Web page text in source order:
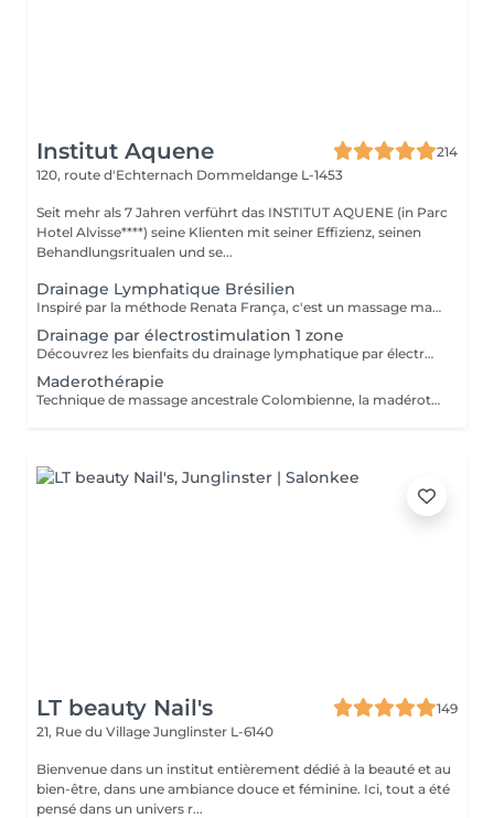
Institut Aquene
214
120, route d'Echternach Dommeldange L-1453
Seit mehr als 7 Jahren verführt das INSTITUT AQUENE (in Parc
Hotel Alvisse****) seine Klienten mit seiner Effizienz, seinen
Behandlungsritualen und se...
Drainage Lymphatique Brésilien
Inspiré par la méthode Renata França, c'est un massage manuel destiné a stimuler la circulation lymphatique et à détoxifier l'organisme. Par des manuvres manuelles variant la pression en suivant le sens de la circulation lymphatique l'organisme est nettoyé et son système immunitaire renforcé. La lymphe draine les liquides excédentaires, les toxines et les débris cellulaires pour un résultat immédiat ! Peut être fait avant une séance de madérothérapie pour encore plus de bien fait !!
Drainage par électrostimulation 1 zone
Découvrez les bienfaits du drainage lymphatique par électrostimulation, une méthode innovante qui: - stimule la circulation lymphatique, - réduit les gonflements, - améliore la détoxification du corps et -favorise une sensation de légèreté. Idéal pour améliorer le bien-être et optimiser la perte de poids. Sans douleur, venez profitez d'un moment de détente bien mérité, tout en stimulant de l'intérieur votre corps et perdant des calories. 1 zone correspond au : ventre ou cuisses (les 2) ou bras.
Maderothérapie
Technique de massage ancestrale Colombienne, la madérothérapie offre une multitude de bénéfices sur le corps ! - L'amélioration de la circulation sanguine et de la circulation lymphatique - Une peau resserrée, des muscles plus toniques - L'élimination de l'apparence de la cellulite, même profonde... Qu'il s'agisse de la peau du corps ou du visage, les instruments et rouleaux en bois de maderothérapie agissent sur toutes les zones du corps permettant une relaxation profonde et une tonification du corps dans son ensemble. Pour un bon résultat il est conseiller de faire entre 3 à 5 séances de drainage lymphatique Brésilien afin de détoxifier le corps et 10 séances de maderothérapie réparties sur 5 semaines (soit 2 séances par semaine). Et une séance par mois de chaque en entretient. Effet WOUAH garantie
LT beauty Nail's
149
21, Rue du Village Junglinster L-6140
Bienvenue dans un institut entièrement dédié à la beauté et au
bien-être, dans une ambiance douce et féminine. Ici, tout a été
pensé dans un univers r...